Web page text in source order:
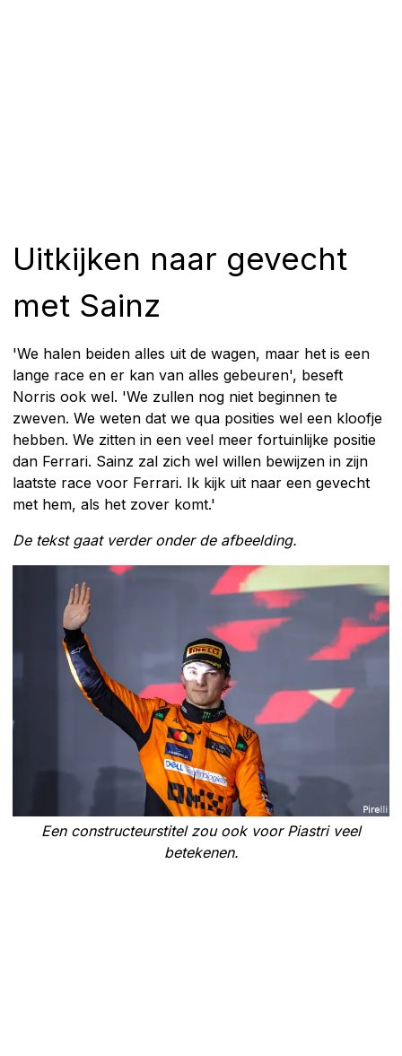
Uitkijken naar gevecht
met Sainz
'We halen beiden alles uit de wagen, maar het is een
lange race en er kan van alles gebeuren', beseft
Norris ook wel. 'We zullen nog niet beginnen te
zweven. We weten dat we qua posities wel een kloofje
hebben. We zitten in een veel meer fortuinlijke positie
dan Ferrari. Sainz zal zich wel willen bewijzen in zijn
laatste race voor Ferrari. Ik kijk uit naar een gevecht
met hem, als het zover komt.'
De tekst gaat verder onder de afbeelding.
Een constructeurstitel zou ook voor Piastri veel
betekenen.